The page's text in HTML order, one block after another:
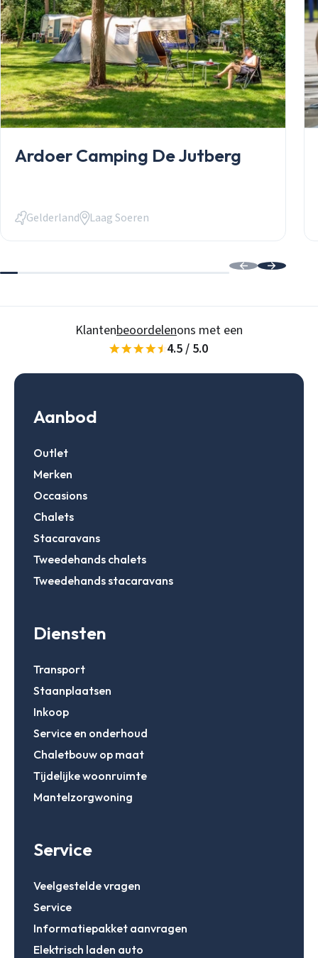
Stacaravans
Chalets
Occasions
Inkoop
Service
Over
Onze
Ardoer Camping De Jutberg
Gelderland Laag Soeren
Klantenbeoordelenons met een
4.5 / 5.0
Aanbod
Outlet
Merken
Occasions
Chalets
Stacaravans
Tweedehands chalets
Tweedehands stacaravans
Diensten
Transport
Staanplaatsen
Inkoop
Service en onderhoud
Chaletbouw op maat
Tijdelijke woonruimte
Mantelzorgwoning
Service
Veelgestelde vragen
Service
Informatiepakket aanvragen
Elektrisch laden auto
Email
Gegevens onthouden